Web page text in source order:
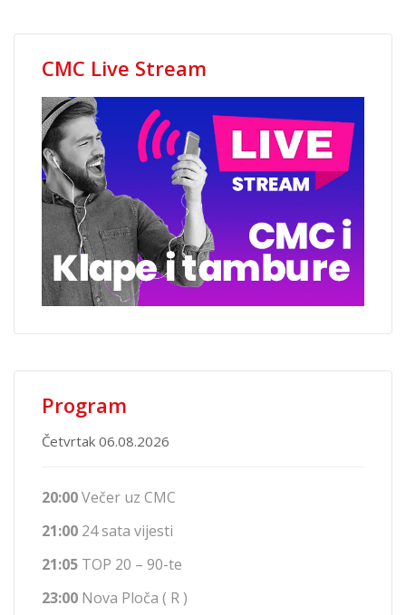
CMC Live Stream
Program
Četvrtak 06.08.2026
20:00Večer uz CMC
21:00 24 sata vijesti
21:05 TOP 20 – 90-te
23:00 Nova Ploča ( R )